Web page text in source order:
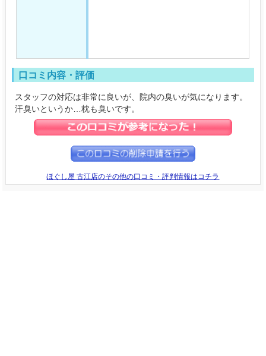
口コミ内容・評価
スタッフの対応は非常に良いが、院内の臭いが気になります。
汗臭いというか…枕も臭いです。
ほぐし屋 古江店のその他の口コミ・評判情報はコチラ